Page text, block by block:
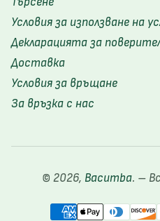
Условия за използване на
Декларацията за
Доставка
Условия за връщане
За връзка с нас
© 2026, Bacumba. –